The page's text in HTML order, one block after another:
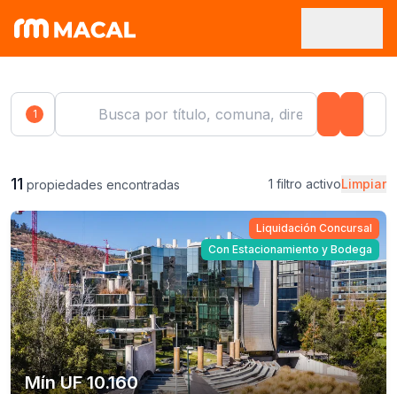
1
11 propiedades encontradas 1 filtro activoLimpiar
Liquidación Concursal
Con Estacionamiento y Bodega
Mín UF 10.160